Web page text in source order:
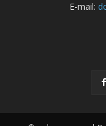
E-mail: